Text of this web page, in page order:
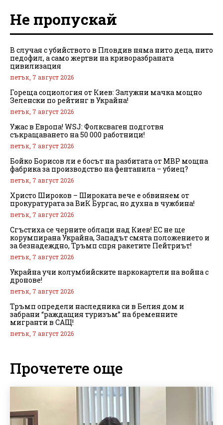
Не пропускай
В случая с убийството в Пловдив няма нито деца, нито
педофил, а само жертви на криворазбраната
цивилизация
петък, 7 август 2026
Гореща социология от Киев: Залужни мачка мощно
Зеленски по рейтинг в Украйна!
петък, 7 август 2026
Ужас в Европа! WSJ: Фолксваген подготвя
съкращаването на 50 000 работници!
петък, 7 август 2026
Бойко Борисов ли е босът на разбитата от МВР мощна
фабрика за производство на фентанила – убиец?
петък, 7 август 2026
Христо Широков – Широката вече е обвиняем от
прокуратурата за ВиК Бургас, но духна в чужбина!
петък, 7 август 2026
Сгъстиха се черните облаци над Киев! ЕС не ще
корумпирана Украйна, Западът смята положението и
за безнадеждно, Тръмп спря ракетите Пейтриът!
петък, 7 август 2026
Украйна учи колумбийските наркокартели на война с
дронове!
петък, 7 август 2026
Тръмп определи наследника си в Белия дом и
забрани “раждащия туризъм” на бременните
мигранти в САЩ!
петък, 7 август 2026
Прочетете още